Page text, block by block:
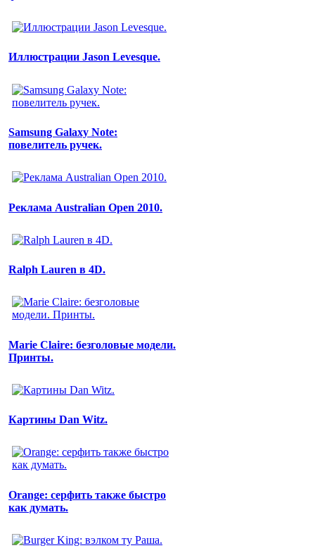
Иллюстрации Jason Levesque.
Samsung Galaxy Note:
повелитель ручек.
Реклама Australian Open 2010.
Ralph Lauren в 4D.
Marie Claire: безголовые модели.
Принты.
Картины Dan Witz.
Orange: серфить также быстро
как думать.